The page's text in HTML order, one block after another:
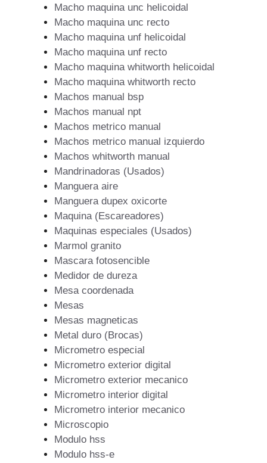
Macho maquina unc helicoidal
Macho maquina unc recto
Macho maquina unf helicoidal
Macho maquina unf recto
Macho maquina whitworth helicoidal
Macho maquina whitworth recto
Machos manual bsp
Machos manual npt
Machos metrico manual
Machos metrico manual izquierdo
Machos whitworth manual
Mandrinadoras (Usados)
Manguera aire
Manguera dupex oxicorte
Maquina (Escareadores)
Maquinas especiales (Usados)
Marmol granito
Mascara fotosencible
Medidor de dureza
Mesa coordenada
Mesas
Mesas magneticas
Metal duro (Brocas)
Micrometro especial
Micrometro exterior digital
Micrometro exterior mecanico
Micrometro interior digital
Micrometro interior mecanico
Microscopio
Modulo hss
Modulo hss-e